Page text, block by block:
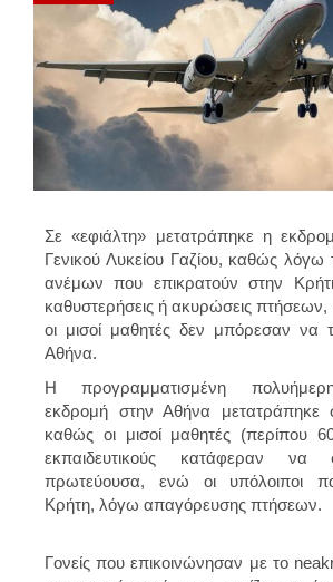
Σε «εφιάλτη» μετατράπηκε η
Γενικού Λυκείου Γαζίου, καθώς
ανέμων που επικρατούν στην
καθυστερήσεις ή ακυρώσεις πτήσεων,
οι μισοί μαθητές δεν μπόρεσαν να
Αθήνα.
Η προγραμματισμένη πολυήμερη
εκδρομή στην Αθήνα μετατράπηκε
καθώς οι μισοί μαθητές (περίπου
εκπαιδευτικούς κατάφεραν να
πρωτεύουσα, ενώ οι υπόλοιποι
Κρήτη, λόγω απαγόρευσης πτήσεων.
Γονείς που επικοινώνησαν με το